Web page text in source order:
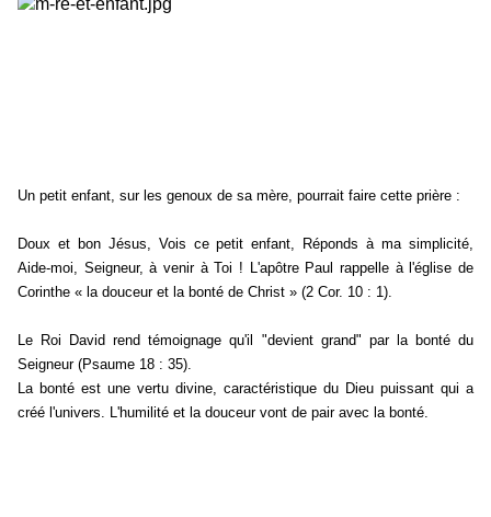
Un petit enfant, sur les genoux de sa mère, pourrait faire cette prière :
Doux et bon Jésus, Vois ce petit enfant, Réponds à ma simplicité,
Aide-moi, Seigneur, à venir à Toi ! L'apôtre Paul rappelle à l'église de
Corinthe « la douceur et la bonté de Christ » (2 Cor. 10 : 1).
Le Roi David rend témoignage qu'il "devient grand" par la bonté du
Seigneur (Psaume 18 : 35).
La bonté est une vertu divine, caractéristique du Dieu puissant qui a
créé l'univers. L'humilité et la douceur vont de pair avec la bonté.